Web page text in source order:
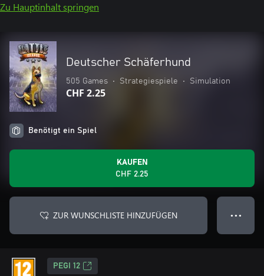
Zu Hauptinhalt springen
Deutscher Schäferhund
505 Games • Strategiespiele • Simulation
CHF 2.25
Benötigt ein Spiel
KAUFEN
CHF 2.25
ZUR WUNSCHLISTE HINZUFÜGEN ● ● ●
PEGI 12